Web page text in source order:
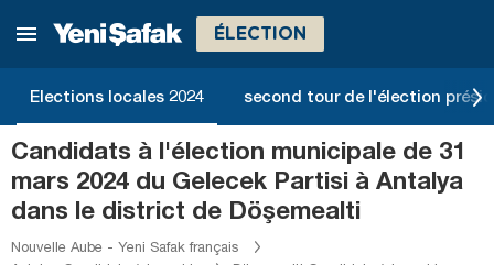
ÉLECTION
Elections locales 2024 second tour de l'élection
Candidats à l'élection municipale de 31
mars 2024 du Gelecek Partisi à Antalya
dans le district de Döşemealti
Nouvelle Aube - Yeni Safak français
İstanbul
Izmir
Adana
Adıyaman
Afyonkarahisar